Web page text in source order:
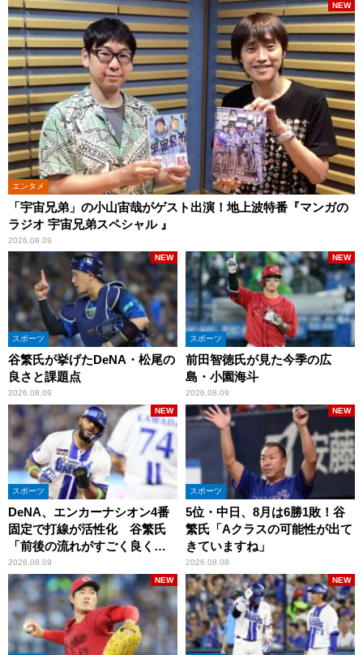
エンタメ
「宇宙兄弟」の小山宙哉がゲスト出演！地上波特番『マンガの
ラジオ 宇宙兄弟スペシャル 』
2026.08.09
NEW
スポーツ
谷繁氏が挙げたDeNA・松尾の
良さと課題点
2026.08.09
NEW
スポーツ
前田智徳氏が見た今季の広
島・小園海斗
2026.08.09
NEW
スポーツ
DeNA、エンカーナシオン4番
固定で打線が活性化 谷繁氏
「前後の流れがすごく良くな
りましたね」
2026.08.09
NEW
スポーツ
5位・中日、8月は6勝1敗！谷
繁氏「Aクラスの可能性が出て
きていますね」
2026.08.08
NEW
NEW NEW